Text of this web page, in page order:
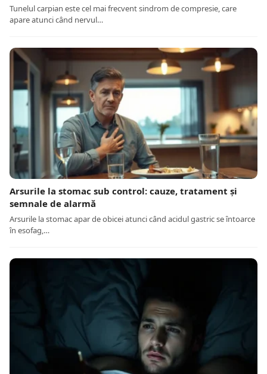
Tunelul carpian este cel mai frecvent sindrom de compresie, care
apare atunci când nervul…
Arsurile la stomac sub control: cauze, tratament și
semnale de alarmă
Arsurile la stomac apar de obicei atunci când acidul gastric se întoarce
în esofag,…